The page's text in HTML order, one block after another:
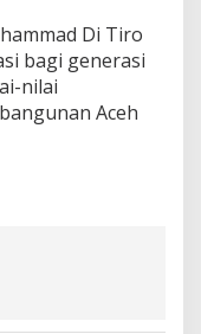
Di Tiro
bagi generasi
nilai
Aceh